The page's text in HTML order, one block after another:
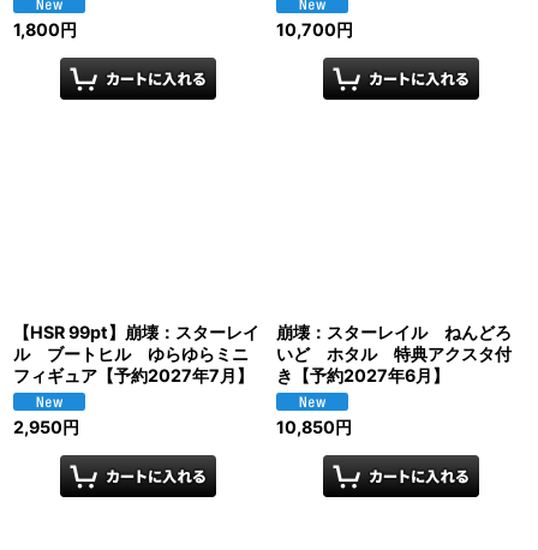
1,800円 10,700円
【HSR 99pt】崩壊：スターレイ
ル ブートヒル ゆらゆらミニ
フィギュア【予約2027年7月】
2,950円
崩壊：スターレイル ねんどろ
いど ホタル 特典アクスタ付
き【予約2027年6月】
10,850円